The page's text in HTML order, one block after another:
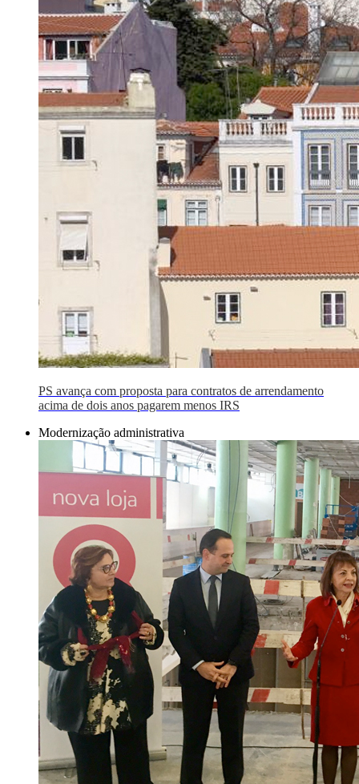
PS avança com proposta para contratos de arrendamento
acima de dois anos pagarem menos IRS
Modernização administrativa